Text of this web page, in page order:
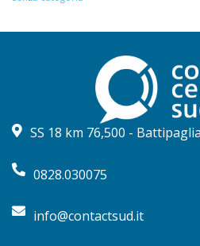
SS 18 km 76,500 -
0828.030075
info@contactsud.it